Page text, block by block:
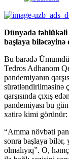
Dünyada təhlükəli
başlaya
Bu barədə
Tedros Adhanom
pandemiyanın
sürətləndirilməsinə
qarşısında çıxış
pandemiyası bu
xatirə kimi görünür:
“Amma növbəti
sonra başlaya bilər,
olmalıyıq”. O,